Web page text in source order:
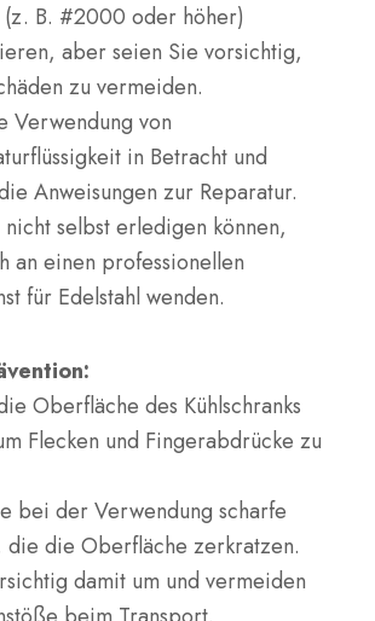
B. #2000 oder höher)
aber seien Sie vorsichtig,
zu vermeiden.
Verwendung von
in Betracht und
Anweisungen zur Reparatur.
selbst erledigen können,
an einen professionellen
für Edelstahl wenden.
Oberfläche des Kühlschranks
Flecken und Fingerabdrücke zu
bei der Verwendung scharfe
die die Oberfläche zerkratzen.
damit um und vermeiden